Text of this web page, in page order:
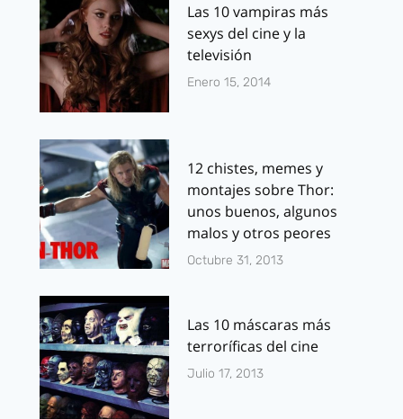
Las 10 vampiras más
sexys del cine y la
televisión
Enero 15, 2014
12 chistes, memes y
montajes sobre Thor:
unos buenos, algunos
malos y otros peores
Octubre 31, 2013
Las 10 máscaras más
terroríficas del cine
Julio 17, 2013